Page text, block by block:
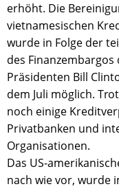
erhöht. Die
vietnamesischen
wurde in Folge der
des Finanzembargos
Präsidenten Bill
dem Juli möglich.
noch einige
Privatbanken und
Organisationen.
Das US-
nach wie vor, wurde